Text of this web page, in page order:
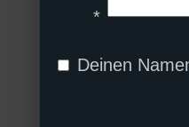
*
Deinen